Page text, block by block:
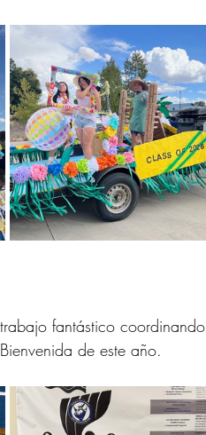
fantástico coordinando
de este año.